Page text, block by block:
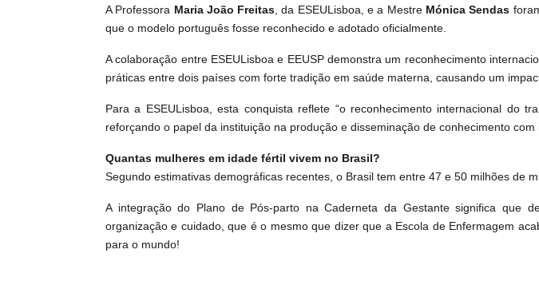
A Professora Maria João Freitas, da ESEULisboa, e a Mestre Mónica Sendas
que o modelo português fosse reconhecido e adotado oficialmente.
A colaboração entre ESEULisboa e EEUSP demonstra um reconhecimento
práticas entre dois países com forte tradição em saúde materna, causando um
Para a ESEULisboa, esta conquista reflete “o reconhecimento internacional do
reforçando o papel da instituição na produção e disseminação de conhecimento com
Quantas mulheres em idade fértil vivem no Brasil?
Segundo estimativas demográficas recentes, o Brasil tem entre 47 e 50 milhões de
A integração do Plano de Pós‑parto na Caderneta da Gestante significa que
organização e cuidado, que é o mesmo que dizer que a Escola de Enfermagem
para o mundo!